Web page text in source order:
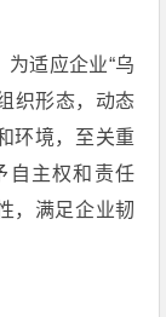
为适应企业“乌
织形态，动态
环境，至关重
自主权和责任
，满足企业韧